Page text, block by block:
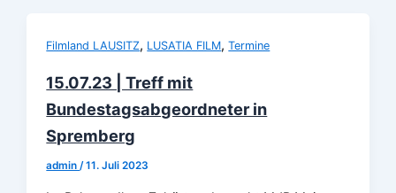
Filmland LAUSITZ, LUSATIA FILM,Termine
15.07.23 | Treff mit
Bundestagsabgeordneter in
Spremberg
admin/11. Juli 2023